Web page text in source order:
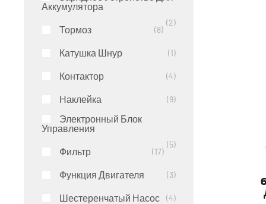
Аккумулятора
2
Тормоз 8
Катушка Шнур 1
Контактор 4
Наклейка 9
Электронный Блок
Управления
5
Фильтр 17
Функция Двигателя 3
Шестеренчатый Насос 4